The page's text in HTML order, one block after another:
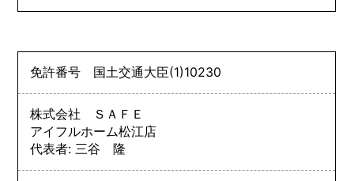
免許番号 国土交通大臣(1)10230
株式会社 ＳＡＦＥ
アイフルホーム松江店
代表者: 三谷 隆